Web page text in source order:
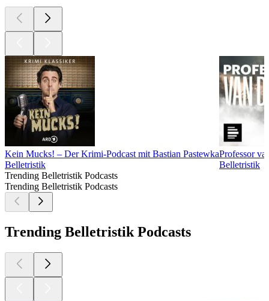
Kein Mucks! – Der Krimi-Podcast mit Bastian Pastewka
Belletristik
Professor
Belletristik
Trending Belletristik Podcasts
Trending Belletristik Podcasts
Trending Belletristik Podcasts